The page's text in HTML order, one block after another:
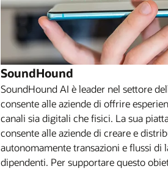
SoundHound
SoundHound AI è leader nel settore
consente alle aziende di offrire
canali sia digitali che fisici. La sua
consente alle aziende di creare e
autonomamente transazioni e flussi
dipendenti. Per supportare questo